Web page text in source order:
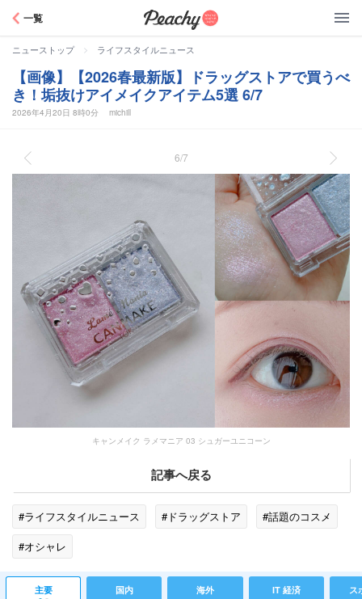
一覧
ニューストップ > ライフスタイルニュース
【画像】【2026春最新版】ドラッグストアで買うべ
き！垢抜けアイメイクアイテム5選 6/7
2026年4月20日 8時0分 michill
6/7
キャンメイク ラメマニア 03 シュガーユニコーン
記事へ戻る
#ライフスタイルニュース #ドラッグストア
#話題のコスメ
#オシャレ
主要 国内 海外 IT 経済 ス